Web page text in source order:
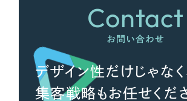
Contact
お問い合わせ
デザイン性だけじゃなく
集客戦略もお任せくださ